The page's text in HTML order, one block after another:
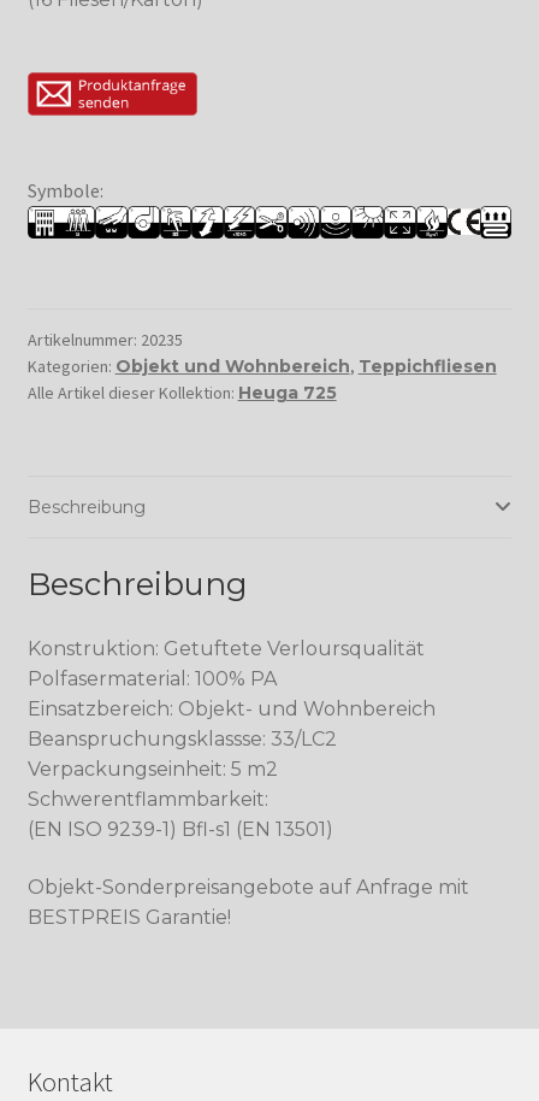
Symbole:
Artikelnummer: 20235
Kategorien: Objekt und Wohnbereich, Teppichfliesen
Alle Artikel dieser Kollektion: Heuga 725
Beschreibung
Beschreibung
Konstruktion: Getuftete Verloursqualität
Polfasermaterial: 100% PA
Einsatzbereich: Objekt- und Wohnbereich
Beanspruchungsklassse: 33/LC2
Verpackungseinheit: 5 m2
Schwerentflammbarkeit:
(EN ISO 9239-1) Bfl-s1 (EN 13501)
Objekt-Sonderpreisangebote auf Anfrage mit
BESTPREIS Garantie!
Kontakt